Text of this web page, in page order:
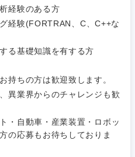
経験のある方
経験(FORTRAN、C、C++な
る基礎知識を有する方
持ちの方は歓迎致します。
異業界からのチャレンジも歓
・自動車・産業装置・ロボッ
の応募もお待ちしておりま